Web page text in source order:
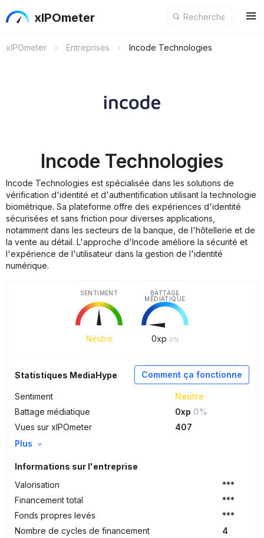
xIPOmeter
xIPOmeter Entreprises Incode Technologies
Incode Technologies
Incode Technologies est spécialisée dans les solutions de
vérification d'identité et d'authentification utilisant la technologie
biométrique. Sa plateforme offre des expériences d'identité
sécurisées et sans friction pour diverses applications,
notamment dans les secteurs de la banque, de l'hôtellerie et de
la vente au détail. L'approche d'Incode améliore la sécurité et
l'expérience de l'utilisateur dans la gestion de l'identité
numérique.
Neutre
SENTIMENT
0xp 0%
BATTAGE
MÉDIATIQUE
Comment ça fonctionne
Statistiques MediaHype
Sentiment
Neutre
Battage médiatique
0xp 0%
Vues sur xIPOmeter
407
Plus
Informations sur l'entreprise
Valorisation
***
Financement total
***
Fonds propres levés
***
Nombre de cycles de financement
4